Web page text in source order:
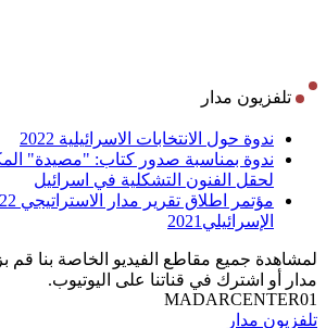
تلفزيون مدار
ندوة حول الانتخابات الاسرائيلية 2022
ندوة بمناسبة صدور كتاب: "مصيدة"
لحقل الفنون التشكلية في اسرائيل
الإسرائيلي2021
لمشاهدة جميع مقاطع الفيديو الخاصة بنا قم
مدار أو اشترك في قناتنا على اليوتيوب.
MADARCENTER01
تلفزيون مدار